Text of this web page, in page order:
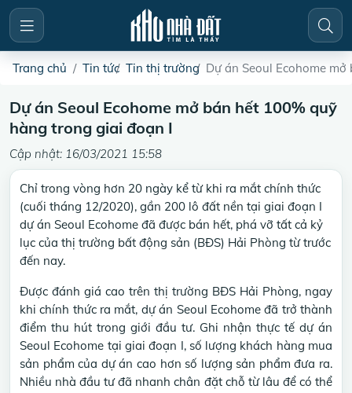
Trang chủ Tin tức Tin thị trường Dự án Seoul Ecohome
Dự án Seoul Ecohome mở bán hết 100% quỹ
hàng trong giai đoạn I
Cập nhật: 16/03/2021 15:58
Chỉ trong vòng hơn 20 ngày kể từ khi ra mắt chính thức
(cuối tháng 12/2020), gần 200 lô đất nền tại giai đoạn I
dự án Seoul Ecohome đã được bán hết, phá vỡ tất cả kỷ
lục của thị trường bất động sản (BĐS) Hải Phòng từ trước
đến nay.
Được đánh giá cao trên thị trường BĐS Hải Phòng, ngay
khi chính thức ra mắt, dự án Seoul Ecohome đã trở thành
điểm thu hút trong giới đầu tư. Ghi nhận thực tế dự án
Seoul Ecohome tại giai đoạn I, số lượng khách hàng mua
sản phẩm của dự án cao hơn số lượng sản phẩm đưa ra.
Nhiều nhà đầu tư đã nhanh chân đặt chỗ từ lâu để có thể